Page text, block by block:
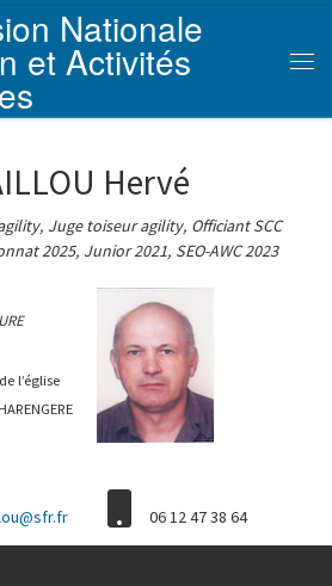
Nationale
et Activités
Hervé
Juge toiseur agility, Officiant SCC
2025, Junior 2021, SEO-AWC 2023
l’église
06 12 47 38 64